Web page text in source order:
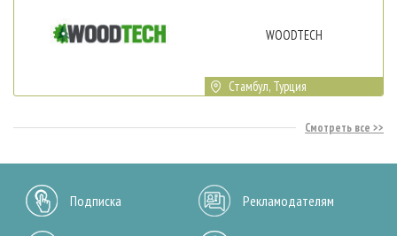
WOODTECH
Стамбул, Турция
Смотреть все
Подписка Рекламодателям